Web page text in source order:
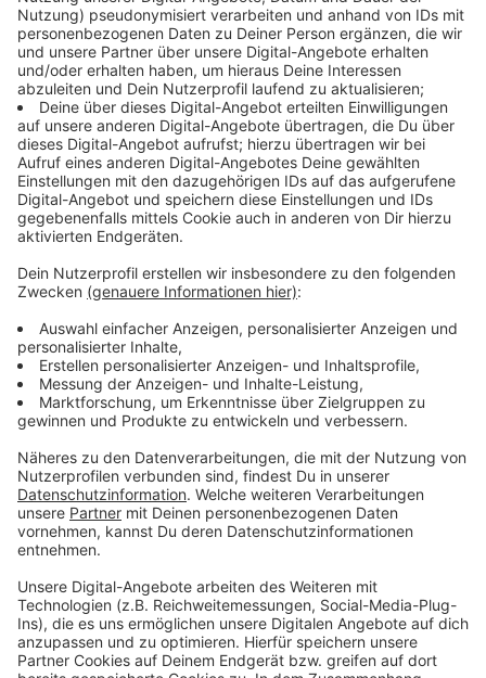
Anzeige
Ausnahmen im Einzelhandel
Anzeige
Von der Geschäftsschließung ausgenommen sind nach
dem Beschluss von Bund und Ländern unter anderem:
der Einzelhandel für Lebensmittel, Wochenmärkte für
Lebensmittel, Direktvermarkter von Lebensmitteln,
Abhol- und Lieferdienste, Getränkemärkte,
Reformhäuser, Babyfachmärkte, Apotheken,
Sanitätshäuser, Drogerien, Optiker, Hörgeräteakustiker,
Tankstellen, Kfz-Werkstätten, Fahrradwerkstätten,
Banken und Sparkassen.
Anzeige
Kontakte werden minimal an Weihnachten
gelockert
Anzeige
Für Weihnachten sollen nach dem Beschluss die